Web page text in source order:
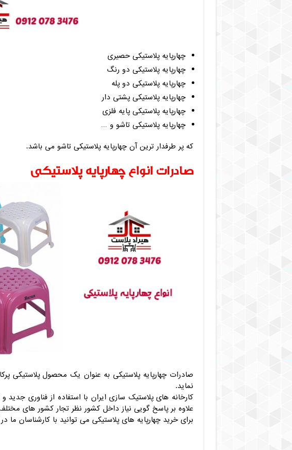
چهارپایه پلاستیکی حصیری
چهارپایه پلاستیکی دو رنگ
چهارپایه پلاستیکی دو پله
چهارپایه پلاستیکی پشتی دار
چهارپایه پلاستیکی پایه فلزی
چهارپایه پلاستیکی تاشو و …
که پر طرفدار ترین آن چهارپایه پلاستیکی تاشو می باشد.
صادرات انواع چهارپایه پلاستیکی
صادرات چهارپایه پلاستیکی به عنوان یک محصول پلاستیکی
نماید.
کارخانه های پلاستیک سازی ایران با استفاده از فناوری جدید
علاوه بر پاسخ گویی نیاز داخل کشور نظر تجار کشور های
برای خرید چهارپایه های پلاستیکی می توانید با کارشناسان ما